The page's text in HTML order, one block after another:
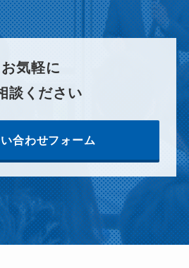
お気軽に
談ください
合わせフォーム